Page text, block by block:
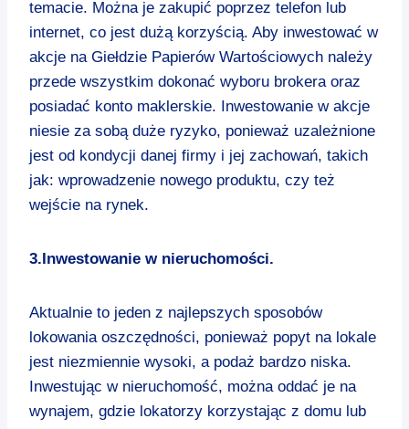
temacie. Można je zakupić poprzez telefon lub
internet, co jest dużą korzyścią. Aby inwestować w
akcje na Giełdzie Papierów Wartościowych należy
przede wszystkim dokonać wyboru brokera oraz
posiadać konto maklerskie. Inwestowanie w akcje
niesie za sobą duże ryzyko, ponieważ uzależnione
jest od kondycji danej firmy i jej zachowań, takich
jak: wprowadzenie nowego produktu, czy też
wejście na rynek.
3.Inwestowanie w nieruchomości.
Aktualnie to jeden z najlepszych sposobów
lokowania oszczędności, ponieważ popyt na lokale
jest niezmiennie wysoki, a podaż bardzo niska.
Inwestując w nieruchomość, można oddać je na
wynajem, gdzie lokatorzy korzystając z domu lub